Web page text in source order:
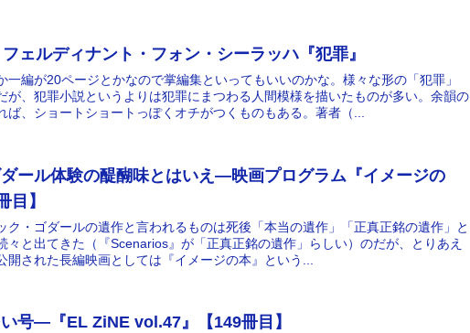
フェルディナント・フォン・シーラッハ『犯罪』
一編が20ページとかなので掌編集といってもいいのかな。様々な形の「犯罪」
が、犯罪小説というよりは犯罪にまつわる人間模様を描いたものが多い。余韻の
ば、ショートショートっぽくオチがつくものもある。著者（...
ール体験の醍醐味とはいえ―映画プログラム『イメージの
目】
ク・ゴダールの遺作と言われるものは死後「本当の遺作」「正真正銘の遺作」と
々と出てきた（『Scenarios』が「正真正銘の遺作」らしい）のだが、とりあえ
開された長編映画としては『イメージの本』という...
号―『EL ZiNE vol.47』【149冊目】